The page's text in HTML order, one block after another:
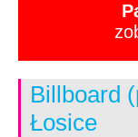
Billboard
Łosice